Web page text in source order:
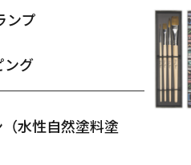
ンプ
ング
水性自然塗料塗